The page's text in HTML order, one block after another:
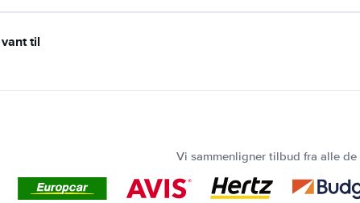
til
Vi sammenligner tilbud fra alle